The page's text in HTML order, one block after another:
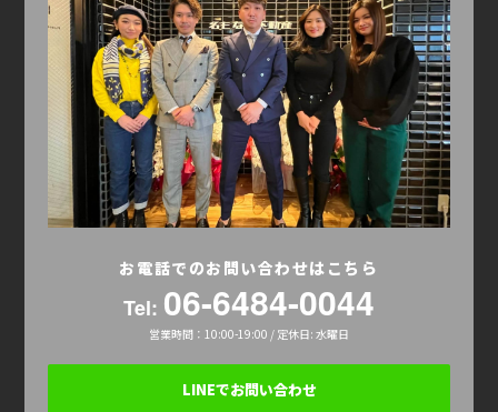
お電話でのお問い合わせはこちら
Tel: 06-6484-0044
営業時間：10:00-19:00 / 定休日: 水曜日
LINEでお問い合わせ